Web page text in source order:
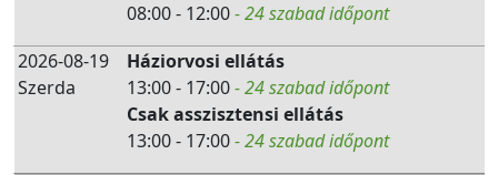
08:00 - 12:00- 24 szabad időpont
2026-08-19
Szerda
Háziorvosi ellátás
13:00 - 17:00- 24 szabad időpont
Csak asszisztensi ellátás
13:00 - 17:00- 24 szabad időpont